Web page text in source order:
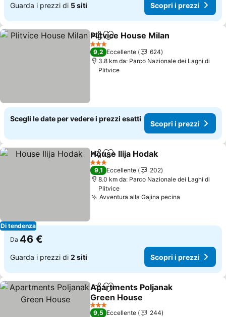
Guarda i prezzi di 5 siti Scopri i prezzi
CondividiAggiungi ai preferiti
Plitvice House Milan
3 Stelle
9,2 Eccellente
624
3.8 km da: Parco Nazionale dei Laghi di
Plitvice
Scegli le date per vedere i prezzi esatti
Scopri i prezzi
Di tendenza
CondividiAggiungi ai preferiti
House Ilija Hodak
3 Stelle
9,1 Eccellente
202
8.0 km da: Parco Nazionale dei Laghi di
Plitvice
Avventura alla Gajina pecina
Da 46 €
Guarda i prezzi di 2 siti Scopri i prezzi
CondividiAggiungi ai preferiti
Apartments Poljanak
Green House
Scopri i prezzi
3 Stelle
9,5 Eccellente
244